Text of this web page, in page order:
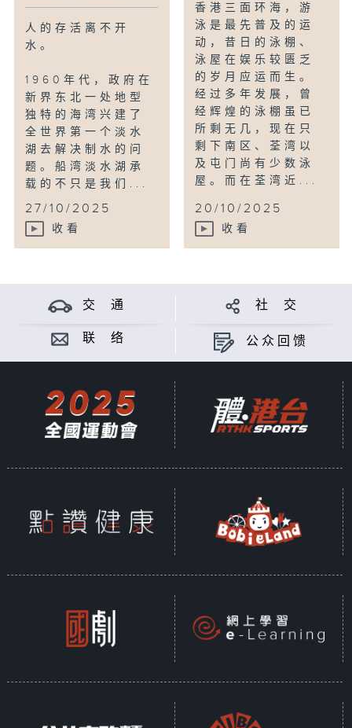
人的存活离不开
水。
1960年代，政府在
新界东北一处地型
独特的海湾兴建了
全世界第一个淡水
湖去解决制水的问
题。船湾淡水湖承
载的不只是我们...
27/10/2025
收看
香港三面环海，游
泳是最先普及的运
动，昔日的泳棚、
泳屋在娱乐较匮乏
的岁月应运而生。
经过多年发展，曾
经辉煌的泳棚虽已
所剩无几，现在只
剩下南区、荃湾以
及屯门尚有少数泳
屋。而在荃湾近...
20/10/2025
收看
交 通 社 交
联 络 公众回馈